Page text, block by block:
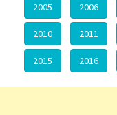
2005
2006
2010 2011
2015 2016